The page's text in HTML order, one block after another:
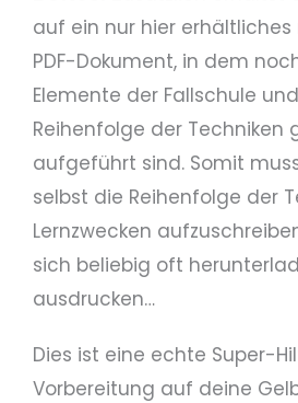
auf ein nur hier
PDF-Dokument, in dem
Elemente der Fallschule
Reihenfolge der Techniken
aufgeführt sind. Somit
selbst die Reihenfolge der
Lernzwecken
sich beliebig oft
ausdrucken…
Dies ist eine echte Super-
Vorbereitung auf deine